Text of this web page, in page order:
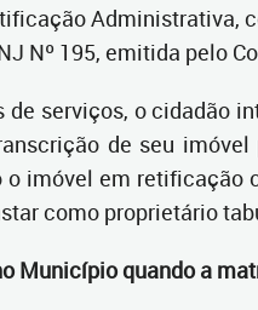
Administrativa,
Nº 195, emitida pelo
serviços, o cidadão
de seu
imóvel em
como proprietário
Município quando a